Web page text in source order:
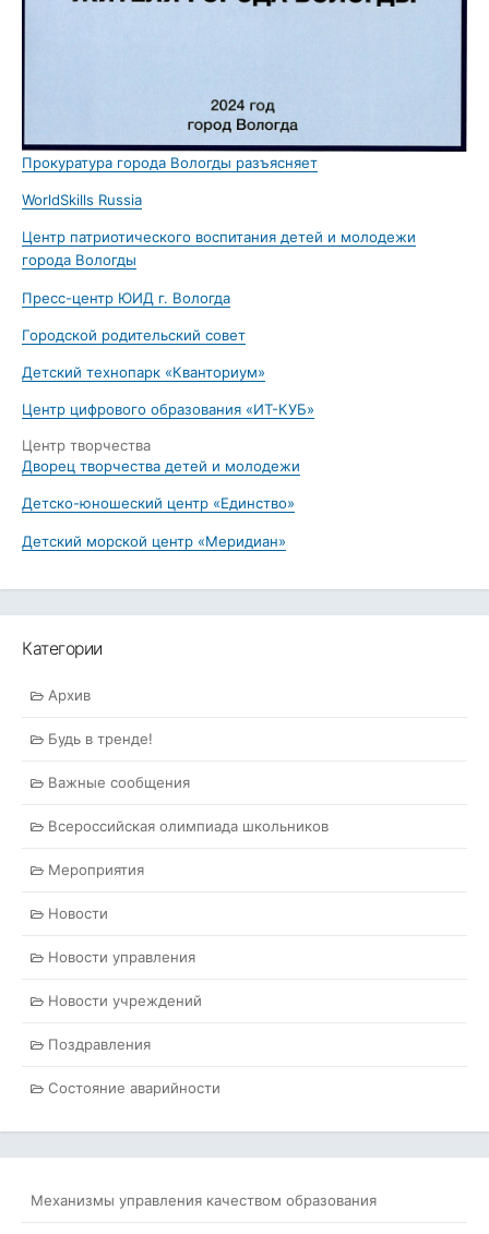
Прокуратура города Вологды разъясняет
WorldSkills Russia
Центр патриотического воспитания детей и молодежи
города Вологды
Пресс-центр ЮИД г. Вологда
Городской родительский совет
Детский технопарк «Кванториум»
Центр цифрового образования «ИТ-КУБ»
Центр творчества
Дворец творчества детей и молодежи
Детско-юношеский центр «Единство»
Детский морской центр «Меридиан»
Категории
Архив
Будь в тренде!
Важные сообщения
Всероссийская олимпиада школьников
Мероприятия
Новости
Новости управления
Новости учреждений
Поздравления
Состояние аварийности
Механизмы управления качеством образования